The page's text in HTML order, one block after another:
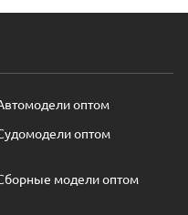
оптом
оптом
модели оптом